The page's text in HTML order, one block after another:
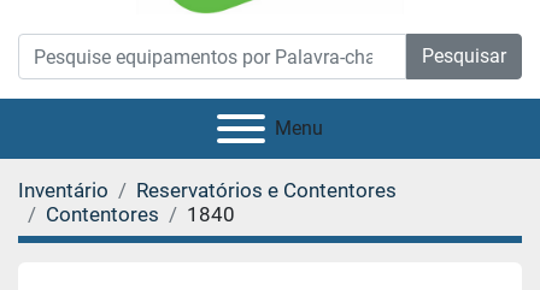
Pesquisar
Menu
Inventário
Reservatórios e Contentores
Contentores
1840